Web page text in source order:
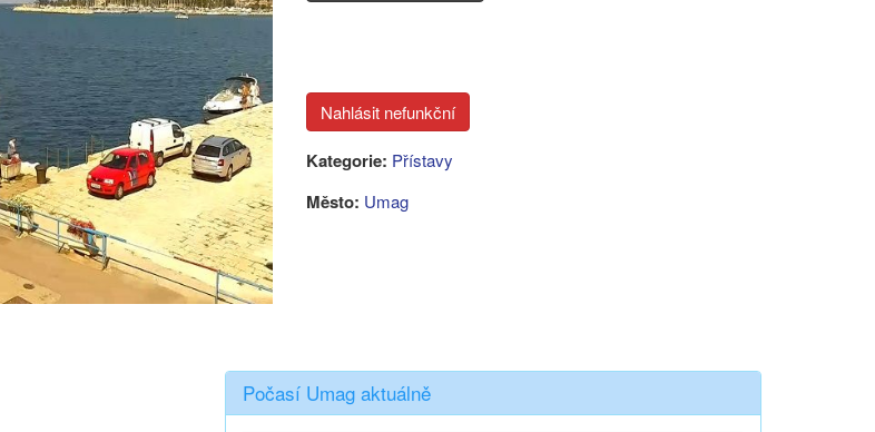
Kategorie: Přístavy
Město: Umag
Počasí Umag aktuálně